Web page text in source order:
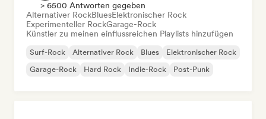
> 6500 Antworten gegeben
Alternativer RockBluesElektronischer Rock
Experimenteller RockGarage-Rock
Künstler zu meinen einflussreichen Playlists hinzufügen
Surf-Rock Alternativer Rock Blues
Elektronischer Rock
Garage-Rock
Hard Rock Indie-Rock Post-Punk